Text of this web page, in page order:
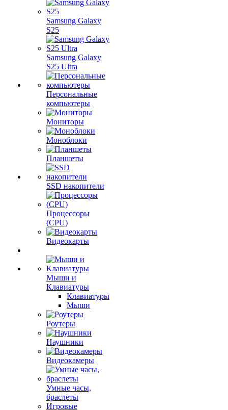
Samsung Galaxy
S25
Samsung Galaxy
S25 Ultra
Персональные
компьютеры
Мониторы
Моноблоки
Планшеты
SSD накопители
Процессоры
(CPU)
Видеокарты
Мыши и
Клавиатуры
Клавиатуры
Мыши
Роутеры
Наушники
Видеокамеры
Умные часы,
браслеты
Игровые